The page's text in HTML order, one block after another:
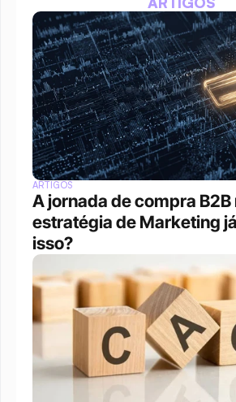
ARTIGOS
A jornada de compra B2B
estratégia de Marketing
isso?